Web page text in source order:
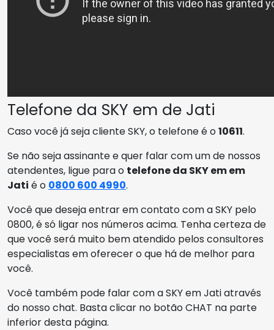
Telefone da SKY em de Jati
Caso você já seja cliente SKY, o telefone é o10611.
Se não seja assinante e quer falar com um de nossos
atendentes, ligue para o telefone da SKY em em
Jati é o 0800 600 4990.
Você que deseja entrar em contato com a SKY pelo
0800, é só ligar nos números acima. Tenha certeza de
que você será muito bem atendido pelos consultores
especialistas em oferecer o que há de melhor para
você.
Você também pode falar com a SKY em Jati através
do nosso chat. Basta clicar no botão CHAT na parte
inferior desta página.